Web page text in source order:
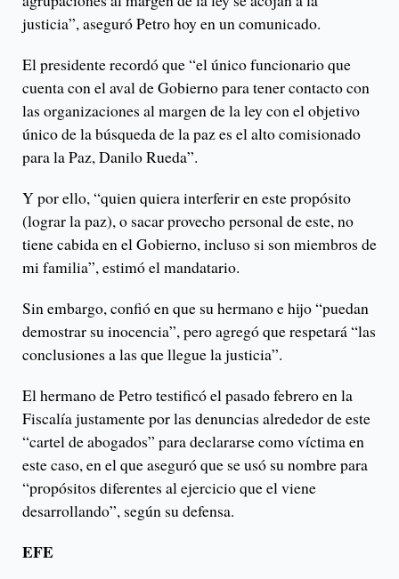
justicia”, aseguró Petro hoy en un comunicado.
El presidente recordó que “el único funcionario que
cuenta con el aval de Gobierno para tener contacto con
las organizaciones al margen de la ley con el objetivo
único de la búsqueda de la paz es el alto comisionado
para la Paz, Danilo Rueda”.
Y por ello, “quien quiera interferir en este propósito
(lograr la paz), o sacar provecho personal de este, no
tiene cabida en el Gobierno, incluso si son miembros de
mi familia”, estimó el mandatario.
Sin embargo, confió en que su hermano e hijo “puedan
demostrar su inocencia”, pero agregó que respetará “las
conclusiones a las que llegue la justicia”.
El hermano de Petro testificó el pasado febrero en la
Fiscalía justamente por las denuncias alrededor de este
“cartel de abogados” para declararse como víctima en
este caso, en el que aseguró que se usó su nombre para
“propósitos diferentes al ejercicio que el viene
desarrollando”, según su defensa.
EFE